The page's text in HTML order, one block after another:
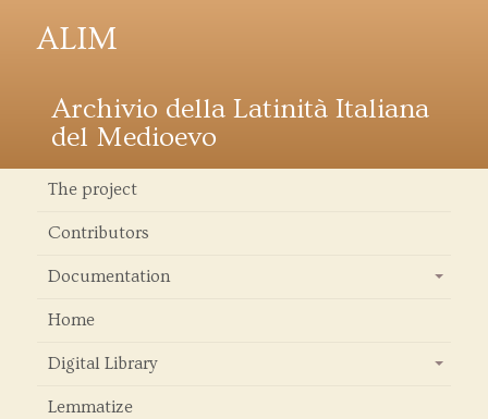
ALIM
Archivio della Latinità Italiana
del Medioevo
The project
Contributors
Documentation
Home
Digital Library
Lemmatize